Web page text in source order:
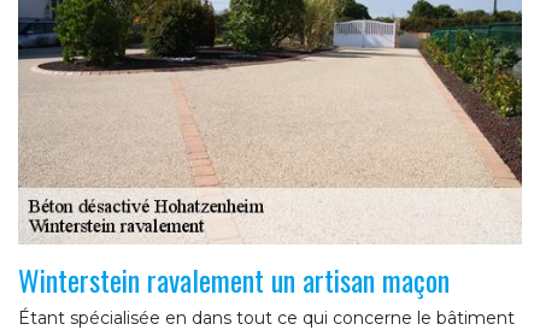
Winterstein ravalement un artisan maçon
Étant spécialisée en dans tout ce qui concerne le bâtiment